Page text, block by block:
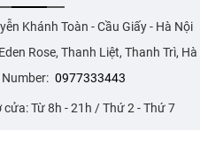
Khánh Toàn - Cầu Giấy - Hà Nội
Rose, Thanh Liệt, Thanh Trì, Hà
0977333443
Từ 8h - 21h / Thứ 2 - Thứ 7